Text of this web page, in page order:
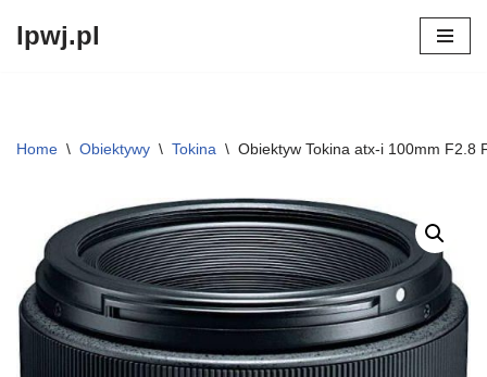
lpwj.pl
Home \ Obiektywy \ Tokina \ Obiektyw Tokina atx-i 100mm F2.8